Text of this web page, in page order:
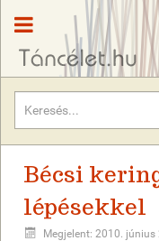
Bécsi
lépésekkel
Megjelent: 2010. június